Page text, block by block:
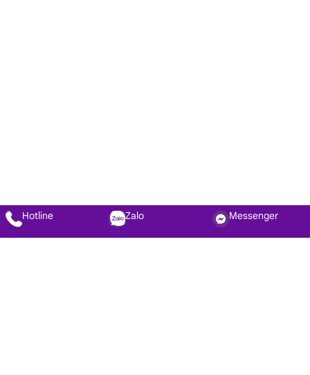
Hotline Zalo Messenger